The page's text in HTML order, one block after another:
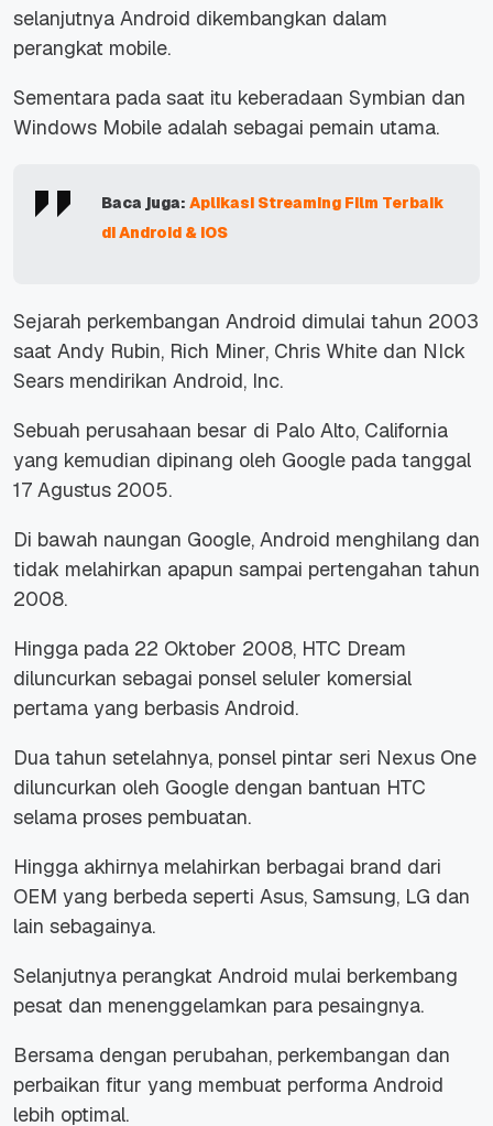
selanjutnya Android dikembangkan dalam
perangkat mobile.
Sementara pada saat itu keberadaan Symbian dan
Windows Mobile adalah sebagai pemain utama.
Baca juga: Aplikasi Streaming Film Terbaik
di Android & iOS
Sejarah perkembangan Android dimulai tahun 2003
saat Andy Rubin, Rich Miner, Chris White dan NIck
Sears mendirikan Android, Inc.
Sebuah perusahaan besar di Palo Alto, California
yang kemudian dipinang oleh Google pada tanggal
17 Agustus 2005.
Di bawah naungan Google, Android menghilang dan
tidak melahirkan apapun sampai pertengahan tahun
2008.
Hingga pada 22 Oktober 2008, HTC Dream
diluncurkan sebagai ponsel seluler komersial
pertama yang berbasis Android.
Dua tahun setelahnya, ponsel pintar seri Nexus One
diluncurkan oleh Google dengan bantuan HTC
selama proses pembuatan.
Hingga akhirnya melahirkan berbagai brand dari
OEM yang berbeda seperti Asus, Samsung, LG dan
lain sebagainya.
Selanjutnya perangkat Android mulai berkembang
pesat dan menenggelamkan para pesaingnya.
Bersama dengan perubahan, perkembangan dan
perbaikan fitur yang membuat performa Android
lebih optimal.